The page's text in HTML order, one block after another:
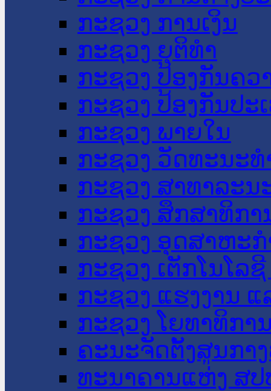
ກະຊວງ ການເງິນ
ກະຊວງ ຍຸຕິທໍາ
ກະຊວງ ປ້ອງກັນຄວ
ກະຊວງ ປ້ອງກັນປະ
ກະຊວງ ພາຍໃນ
ກະຊວງ ວັດທະນະ
ກະຊວງ ສາທາລະນ
ກະຊວງ ສຶກສາທິກາ
ກະຊວງ ອຸດສາຫະ
ກະຊວງ ເຕັກໂນໂລ
ກະຊວງ ແຮງງານ
ກະຊວງ ໂຍທາທິກາ
ຄະນະຈັດຕັ້ງສູນກາ
ທະນາຄານແຫ່ງ ສປ